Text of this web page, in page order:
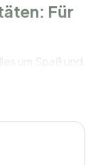
Für
um Spaß und
geöffnet
in dem